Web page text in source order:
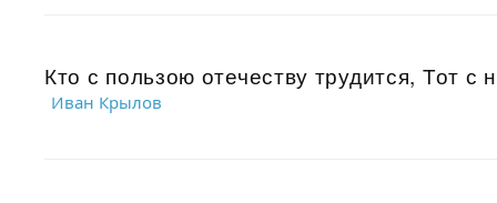
Кто с пользою отечеству трудится, Тот с
Иван Крылов